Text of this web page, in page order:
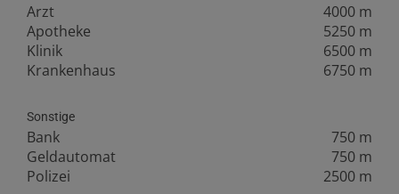
Arzt
4000 m
Apotheke
5250 m
Klinik
6500 m
Krankenhaus
6750 m
Sonstige
Bank
750 m
Geldautomat
750 m
Polizei
2500 m